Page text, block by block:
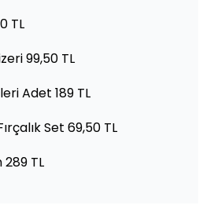
TL
99,50 TL
Adet 189 TL
Set 69,50 TL
289 TL